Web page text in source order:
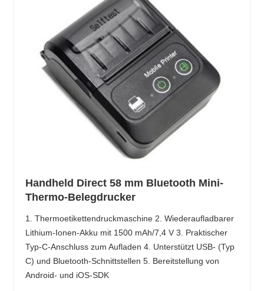
Handheld Direct 58 mm Bluetooth Mini-
Thermo-Belegdrucker
1. Thermoetikettendruckmaschine 2. Wiederaufladbarer
Lithium-Ionen-Akku mit 1500 mAh/7,4 V 3. Praktischer
Typ-C-Anschluss zum Aufladen 4. Unterstützt USB- (Typ
C) und Bluetooth-Schnittstellen 5. Bereitstellung von
Android- und iOS-SDK